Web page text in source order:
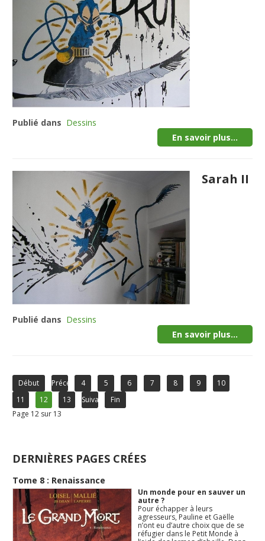
Publié dans Dessins
En savoir plus...
Sarah II
Publié dans Dessins
En savoir plus...
Début Précédent
4 5 6 7 8 9
10
11
12 13 Suivant
Fin
Page 12 sur 13
DERNIÈRES PAGES CRÉES
Tome 8 : Renaissance
Un monde pour en sauver un
autre ?
Pour échapper à leurs
agresseurs, Pauline et Gaëlle
n’ont eu d’autre choix que de se
réfugier dans le Petit Monde à